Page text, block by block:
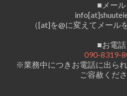
■メール
（[at]を@に変えてメール
■お電話
090-8319-
※業務中につきお電話に出ら
ご容赦くださ